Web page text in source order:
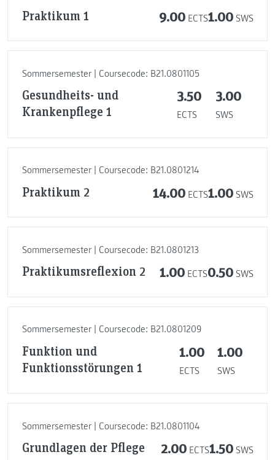
Praktikum 1 9.00 ECTS1.00 SWS
Sommersemester | Coursecode: B21.0801105
Gesundheits- und
Krankenpflege 1
3.50
ECTS
3.00
SWS
Sommersemester | Coursecode: B21.0801214
Praktikum 2 14.00 ECTS1.00 SWS
Sommersemester | Coursecode: B21.0801213
Praktikumsreflexion 2 1.00 ECTS0.50 SWS
Sommersemester | Coursecode: B21.0801209
Funktion und
Funktionsstörungen 1
1.00
ECTS
1.00
SWS
Sommersemester | Coursecode: B21.0801104
Grundlagen der Pflege 2.00 ECTS1.50 SWS